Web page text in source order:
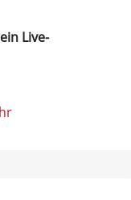
Live-